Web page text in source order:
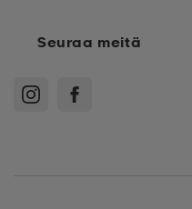
Seuraa meitä